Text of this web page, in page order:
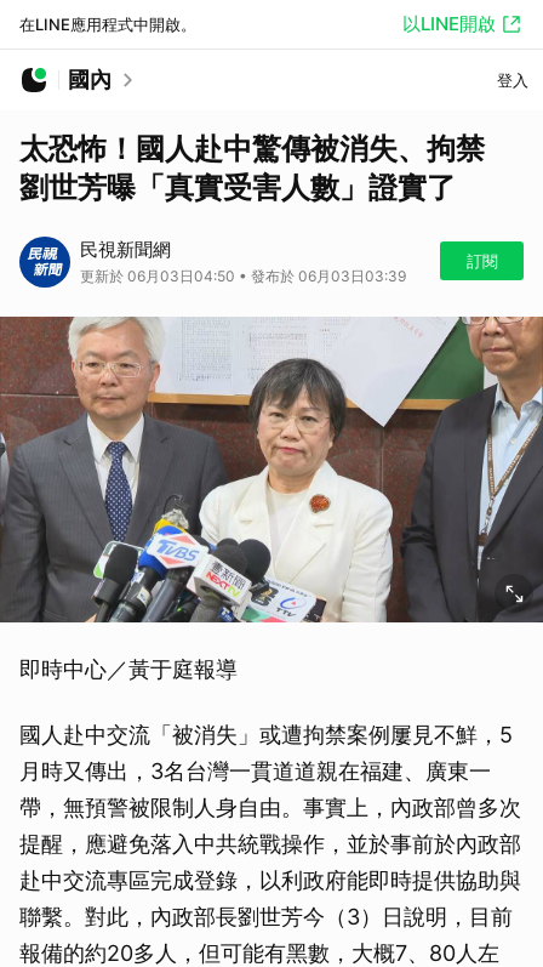
在LINE應用程式中開啟。 以LINE開啟
國內 登入
太恐怖！國人赴中驚傳被消失、拘禁
劉世芳曝「真實受害人數」證實了
民視新聞網
更新於 06月03日04:50 • 發布於 06月03日03:39
訂閱
即時中心／黃于庭報導
國人赴中交流「被消失」或遭拘禁案例屢見不鮮，5
月時又傳出，3名台灣一貫道道親在福建、廣東一
帶，無預警被限制人身自由。事實上，內政部曾多次
提醒，應避免落入中共統戰操作，並於事前於內政部
赴中交流專區完成登錄，以利政府能即時提供協助與
聯繫。對此，內政部長劉世芳今（3）日說明，目前
報備的約20多人，但可能有黑數，大概7、80人左